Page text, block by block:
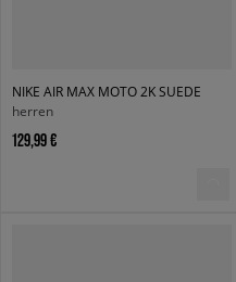
NIKE AIR MAX MOTO 2K SUEDE
herren
129,99 €